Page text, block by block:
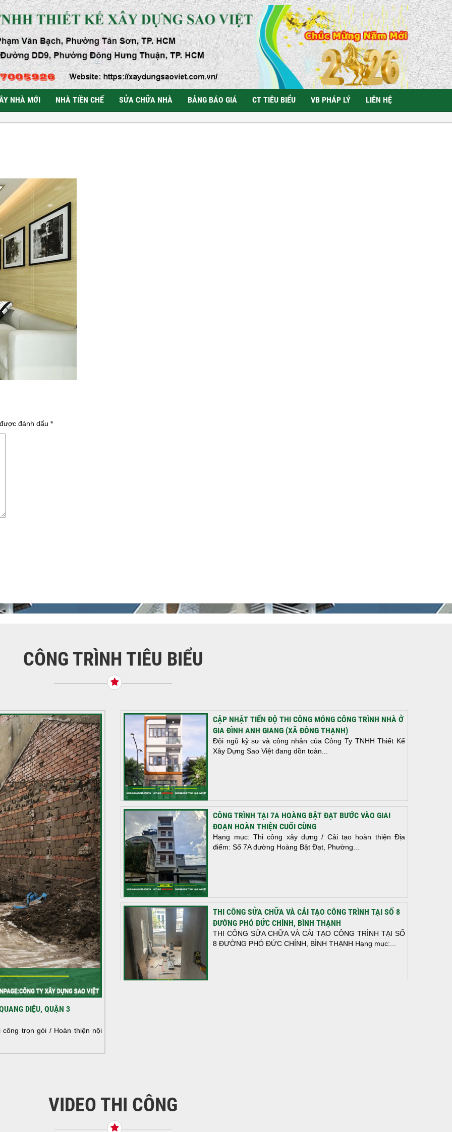
NHÀ MỚI NHÀ TIỀN CHẾ SỬA CHỮA NHÀ BẢNG BÁO GIÁ CT TIÊU BIỂU VB PHÁP LÝ LIÊN HỆ
đánh dấu *
CÔNG TRÌNH TIÊU BIỂU
DIỆU, QUẬN 3
trọn gói / Hoàn thiện nội
CẬP NHẬT TIẾN ĐỘ THI CÔNG MÓNG CÔNG TRÌNH NHÀ Ở
GIA ĐÌNH ANH GIANG (XÃ ĐÔNG THẠNH)
Đội ngũ kỹ sư và công nhân của Công Ty TNHH Thiết Kế
Xây Dựng Sao Việt đang dồn toàn...
CÔNG TRÌNH TẠI 7A HOÀNG BẬT ĐẠT BƯỚC VÀO GIAI
ĐOẠN HOÀN THIỆN CUỐI CÙNG
Hạng mục: Thi công xây dựng / Cải tạo hoàn thiện Địa
điểm: Số 7A đường Hoàng Bật Đạt, Phường...
THI CÔNG SỬA CHỮA VÀ CẢI TẠO CÔNG TRÌNH TẠI SỐ 8
ĐƯỜNG PHÓ ĐỨC CHÍNH, BÌNH THẠNH
THI CÔNG SỬA CHỮA VÀ CẢI TẠO CÔNG TRÌNH TẠI SỐ
8 ĐƯỜNG PHÓ ĐỨC CHÍNH, BÌNH THẠNH Hạng mục:...
VIDEO THI CÔNG